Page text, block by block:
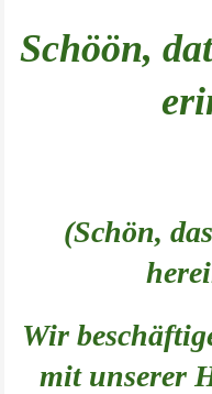
Schöön,
(Schön,
Wir
mit unserer